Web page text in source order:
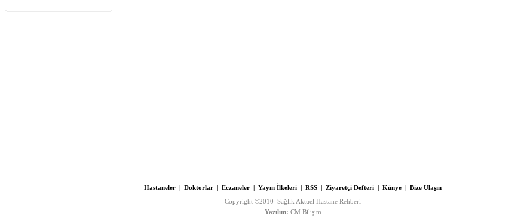
Hastaneler | Doktorlar | Eczaneler | Yayın İlkeleri | RSS | Ziyaretçi Defteri | Künye | Bize Ulaşın
Copyright ©2010 Sağlık Aktuel Hastane Rehberi
Yazılım: CM Bilişim